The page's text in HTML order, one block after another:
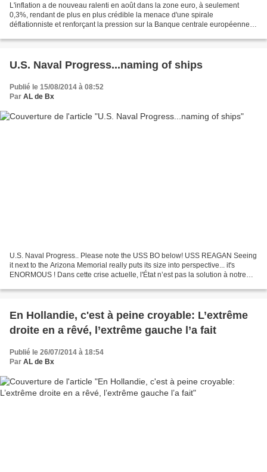
L'inflation a de nouveau ralenti en août dans la zone euro, à seulement
0,3%, rendant de plus en plus crédible la menace d'une spirale
déflationniste et renforçant la pression sur la Banque centrale européenne
U.S. Naval Progress...naming of ships
Publié le 15/08/2014 à 08:52
Par AL de Bx
U.S. Naval Progress.. Please note the USS BO below! USS REAGAN Seeing
it next to the Arizona Memorial really puts its size into perspective... it's
ENORMOUS ! Dans cette crise actuelle, l'État n’est pas la solution à notre
En Hollandie, c'est à peine croyable: L’extrême
droite en a rêvé, l’extrême gauche l’a fait
Publié le 26/07/2014 à 18:54
Par AL de Bx